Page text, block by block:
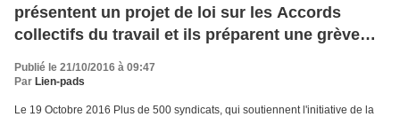
présentent un projet de loi sur les Accords
collectifs du travail et ils préparent une grève
générale
Publié le 21/10/2016 à 09:47
Par Lien-pads
Le 19 Octobre 2016 Plus de 500 syndicats, qui soutiennent l'initiative de la